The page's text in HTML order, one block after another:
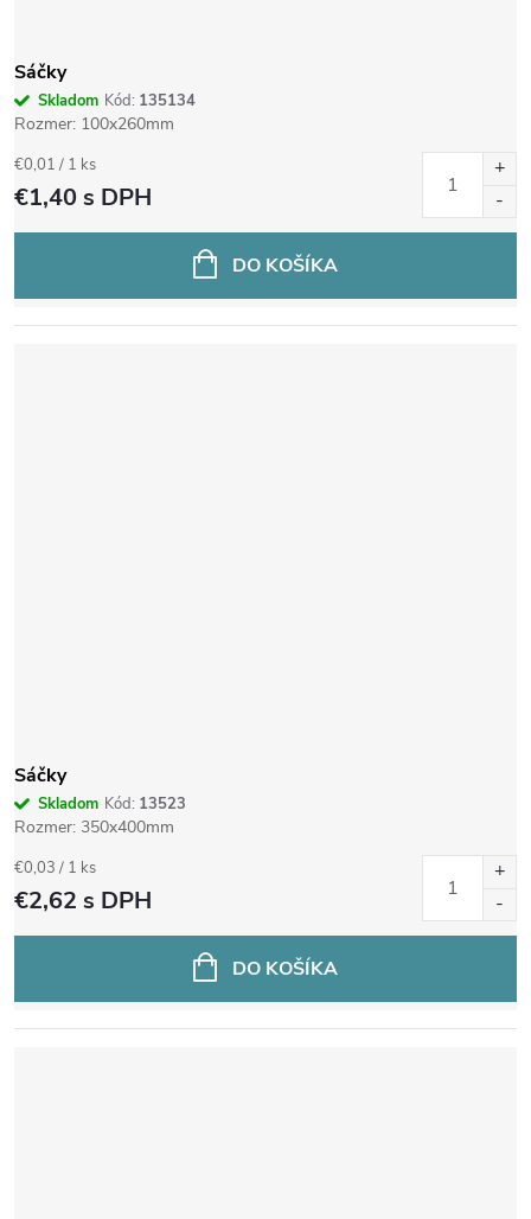
Sáčky
Skladom Kód: 135134
Rozmer: 100x260mm
€1,40s DPH
Jednotková
cena:
€0,01 / 1 ks
DO KOŠÍKA
Sáčky
Skladom Kód: 13523
Rozmer: 350x400mm
€2,62 s DPH
Jednotková
cena:
€0,03 / 1 ks
DO KOŠÍKA